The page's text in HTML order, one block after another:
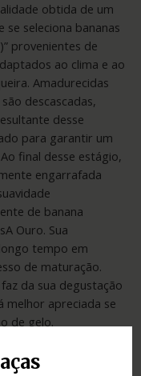
obtida de um
seleciona bananas
provenientes de
ao clima e ao
Amadurecidas
descascadas,
desse
para garantir um
final desse estágio,
engarrafada
de banana
Ouro. Sua
tempo em
de maturação.
da sua degustação
apreciada se
de gelo.